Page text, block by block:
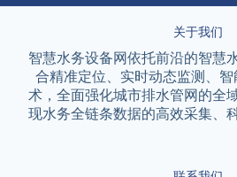
关于我们
智慧水务设备网依托前沿的智慧
合精准定位、实时动态监测、
术，全面强化城市排水管网的全
现水务全链条数据的高效采集、